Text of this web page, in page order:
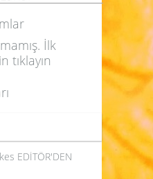
İlk
tıklayın
EDİTÖR'DEN